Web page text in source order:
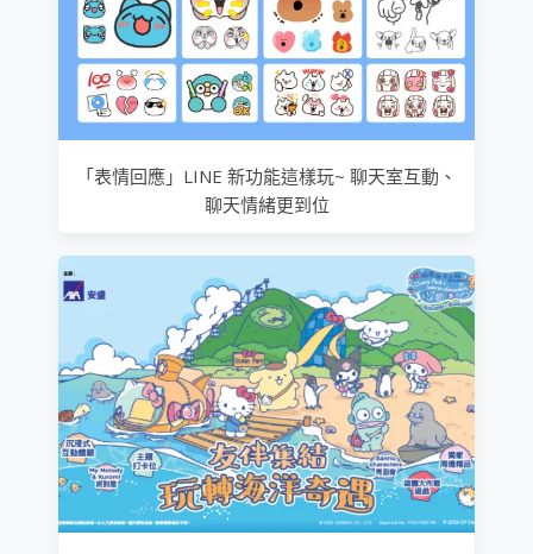
「表情回應」LINE 新功能這樣玩~ 聊天室互動、
聊天情緒更到位